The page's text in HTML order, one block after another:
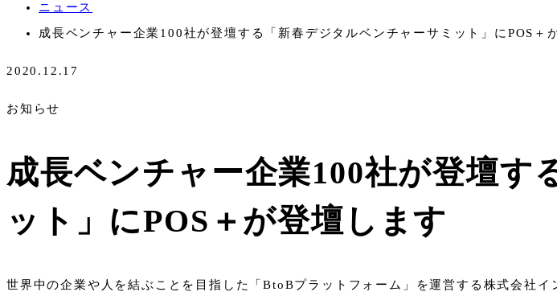
ニュース
成⻑ベンチャー企業100社が登壇する「新春デジタルベンチャーサミット」にPOS＋
2020.12.17
お知らせ
成⻑ベンチャー企業100社が登壇す
ット」にPOS＋が登壇します
世界中の企業や人を結ぶことを目指した「BtoBプラットフォーム」を運営する株式会社